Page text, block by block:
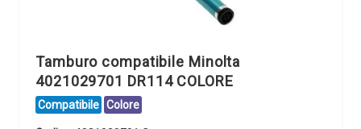
Tamburo compatibile Minolta
4021029701 DR114 COLORE
Compatibile Colore